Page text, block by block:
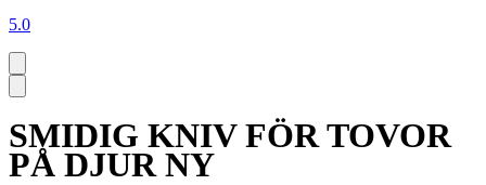
5.0
SMIDIG KNIV FÖR TOVOR
PÅ DJUR NY